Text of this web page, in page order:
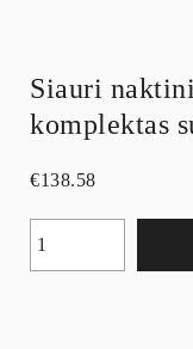
Siauri
komplektas
€138.58